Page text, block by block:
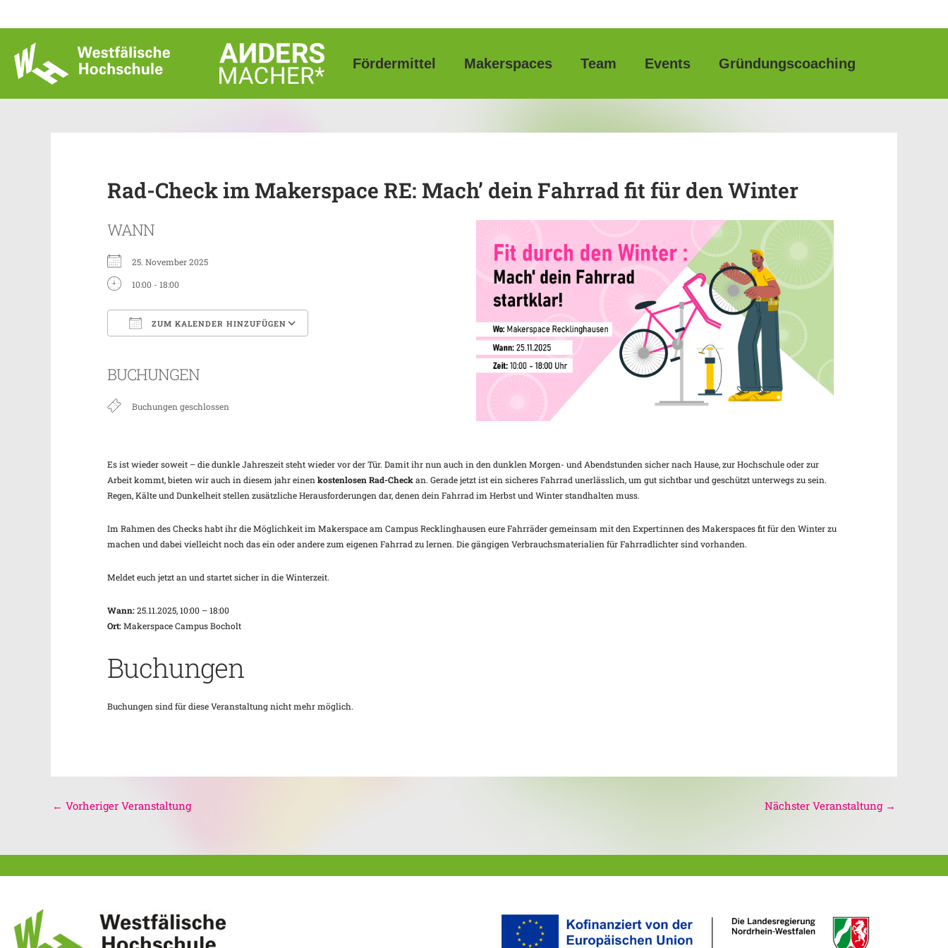
Fördermittel Makerspaces Team Events Gründungscoaching
Rad-Check im Makerspace RE: Mach’ dein Fahrrad fit für den Winter
WANN
25. November 2025
10:00 - 18:00
ZUM KALENDER HINZUFÜGEN
iCalendar Office 365
BUCHUNGEN
Buchungen geschlossen
Es ist wieder soweit – die dunkle Jahreszeit steht wieder vor der Tür. Damit ihr nun auch in den dunklen Morgen- und Abendstunden sicher nach Hause, zur Hochschule oder zur
Arbeit kommt, bieten wir auch in diesem jahr einenkostenlosen Rad-Checkan. Gerade jetzt ist ein sicheres Fahrrad unerlässlich, um gut sichtbar und geschützt unterwegs zu sein.
Regen, Kälte und Dunkelheit stellen zusätzliche Herausforderungen dar, denen dein Fahrrad im Herbst und Winter standhalten muss.
Im Rahmen des Checks habt ihr die Möglichkeit im Makerspace am Campus Recklinghausen eure Fahrräder gemeinsam mit den Expert:innen des Makerspaces fit für den Winter zu
machen und dabei vielleicht noch das ein oder andere zum eigenen Fahrrad zu lernen. Die gängigen Verbrauchsmaterialien für Fahrradlichter sind vorhanden.
Meldet euch jetzt an und startet sicher in die Winterzeit.
Wann:25.11.2025, 10:00 – 18:00
Ort:Makerspace Campus Bocholt
Buchungen
Buchungen sind für diese Veranstaltung nicht mehr möglich.
← Vorheriger Veranstaltung Nächster Veranstaltung →